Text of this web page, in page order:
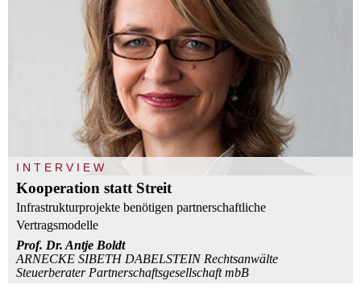
INTERVIEW
Kooperation statt Streit
Infrastrukturprojekte benötigen partnerschaftliche
Vertragsmodelle
Prof. Dr. Antje Boldt
ARNECKE SIBETH DABELSTEIN Rechtsanwälte
Steuerberater Partnerschaftsgesellschaft mbB